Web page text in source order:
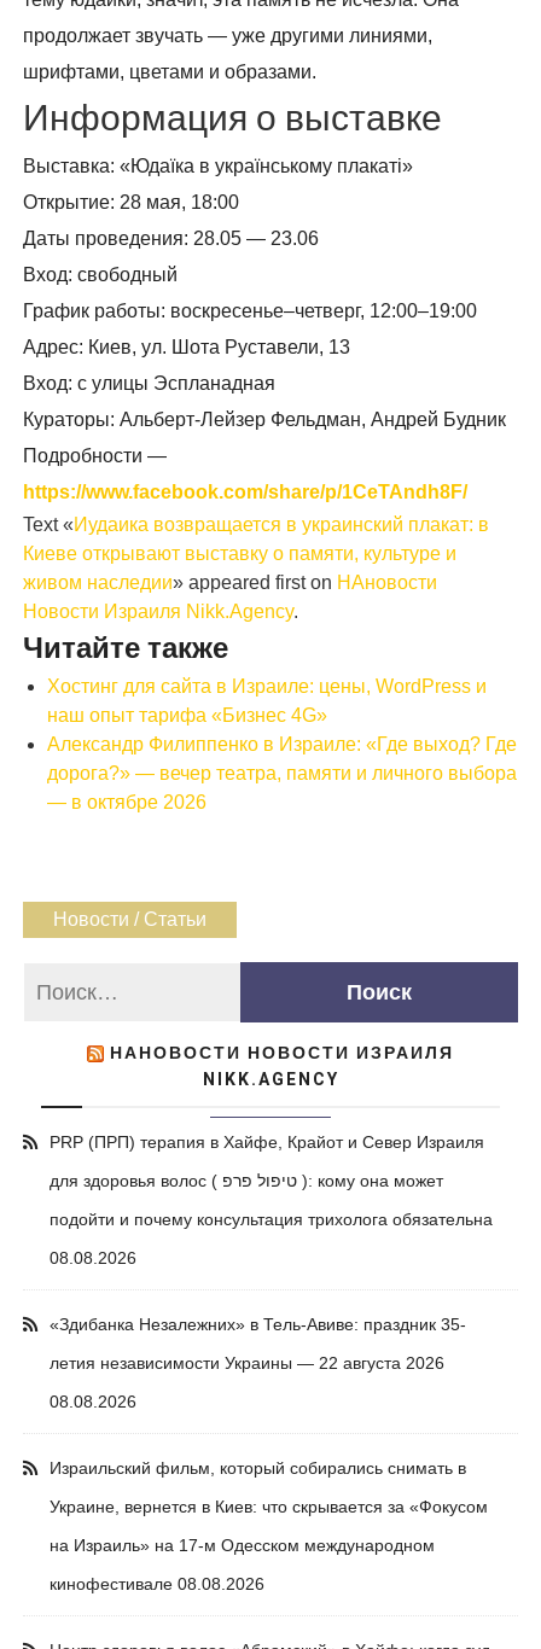
продолжает звучать — уже другими линиями,
шрифтами, цветами и образами.
Информация о выставке
Выставка: «Юдаїка в українському плакаті»
Открытие: 28 мая, 18:00
Даты проведения: 28.05 — 23.06
Вход: свободный
График работы: воскресенье–четверг, 12:00–19:00
Адрес: Киев, ул. Шота Руставели, 13
Вход: с улицы Эспланадная
Кураторы: Альберт-Лейзер Фельдман, Андрей Будник
Подробности —
https://www.facebook.com/share/p/1CeTAndh8F/
Text «Иудаика возвращается в украинский плакат: в
Киеве открывают выставку о памяти, культуре и
живом наследии» appeared first on НАновости
Новости Израиля Nikk.Agency.
Читайте также
Хостинг для сайта в Израиле: цены, WordPress и
наш опыт тарифа «Бизнес 4G»
Александр Филиппенко в Израиле: «Где выход? Где
дорога?» — вечер театра, памяти и личного выбора
— в октябре 2026
Новости / Статьи
НАНОВОСТИ НОВОСТИ ИЗРАИЛЯ
NIKK.AGENCY
PRP (ПРП) терапия в Хайфе, Крайот и Север Израиля
для здоровья волос ( טיפול פרפ ): кому она может
подойти и почему консультация трихолога обязательна
08.08.2026
«Здибанка Незалежних» в Тель-Авиве: праздник 35-
летия независимости Украины — 22 августа 2026
08.08.2026
Израильский фильм, который собирались снимать в
Украине, вернется в Киев: что скрывается за «Фокусом
на Израиль» на 17-м Одесском международном
кинофестивале 08.08.2026